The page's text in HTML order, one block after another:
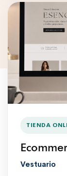
TIENDA
Vestuario